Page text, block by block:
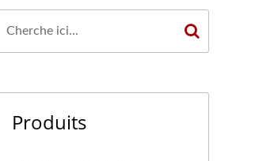
Produits